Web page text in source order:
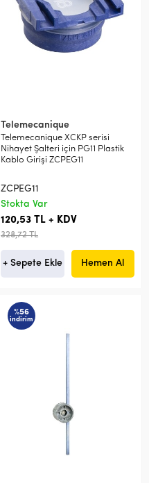
Telemecanique
Telemecanique XCKP serisi
Nihayet Şalteri için PG11 Plastik
Kablo Girişi ZCPEG11
ZCPEG11
Stokta Var
120,53 TL + KDV
328,72 TL
+ Sepete Ekle Hemen Al
%56
indirim